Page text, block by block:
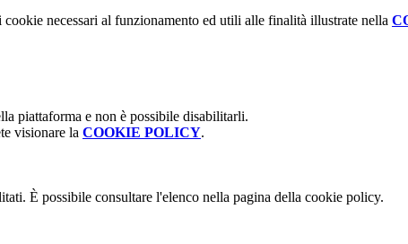
necessari al funzionamento ed utili alle finalità illustrate nella
piattaforma e non è possibile disabilitarli.
visionare la COOKIE POLICY.
È possibile consultare l'elenco nella pagina della cookie policy.